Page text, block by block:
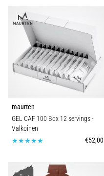
maurten
GEL CAF 100 Box 12 servings-
Valkoinen
€52,00